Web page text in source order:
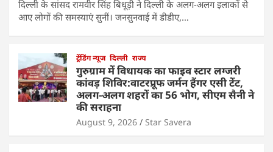
दिल्ली के सांसद रामवीर सिंह बिधूड़ी ने दिल्ली के अलग-अलग इलाकों से
आए लोगों की समस्याएं सुनीं। जनसुनवाई में डीडीए,…
ट्रेंडिंग न्यूज दिल्ली राज्य
गुरुग्राम में विधायक का फाइव स्टार लग्जरी
कांवड़ शिविर:वाटरप्रूफ जर्मन हैंगर एसी टेंट,
अलग-अलग शहरों का 56 भोग, सीएम सैनी ने
की सराहना
August 9, 2026 Star Savera